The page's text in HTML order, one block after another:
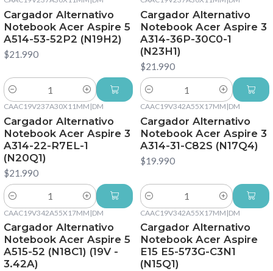
Cargador Alternativo
Notebook Acer Aspire 5
A514-53-52P2 (N19H2)
$21.990
Cantidad
Cargador Alternativo
Notebook Acer Aspire 3
A314-36P-30C0-1
(N23H1)
$21.990
Cantidad
CAAC19V237A30X11MM |DM
Cargador Alternativo
Notebook Acer Aspire 3
A314-22-R7EL-1
(N20Q1)
$21.990
Cantidad
CAAC19V342A55X17MM |DM
Cargador Alternativo
Notebook Acer Aspire 3
A314-31-C82S (N17Q4)
$19.990
Cantidad
CAAC19V342A55X17MM |DM
Cargador Alternativo
Notebook Acer Aspire 5
A515-52 (N18C1) (19V -
3.42A)
CAAC19V342A55X17MM |DM
Cargador Alternativo
Notebook Acer Aspire
E15 E5-573G-C3N1
(N15Q1)